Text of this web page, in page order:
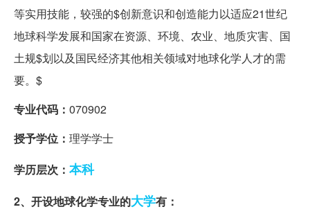
等实用技能，较强的$创新意识和创造能力以适应21世纪
地球科学发展和国家在资源、环境、农业、地质灾害、国
土规$划以及国民经济其他相关领域对地球化学人才的需
要。$
专业代码： 070902
授予学位： 理学学士
学历层次： 本科
2、开设地球化学专业的大学有：